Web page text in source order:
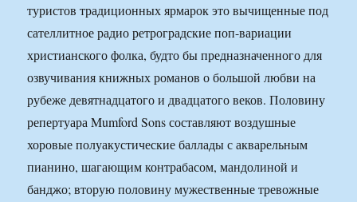
туристов традиционных ярмарок это вычищенные под
сателлитное радио ретроградские поп-вариации
христианского фолка, будто бы предназначенного для
озвучивания книжных романов о большой любви на
рубеже девятнадцатого и двадцатого веков. Половину
репертуара Mumford Sons составляют воздушные
хоровые полуакустические баллады с акварельным
пианино, шагающим контрабасом, мандолиной и
банджо; вторую половину мужественные тревожные